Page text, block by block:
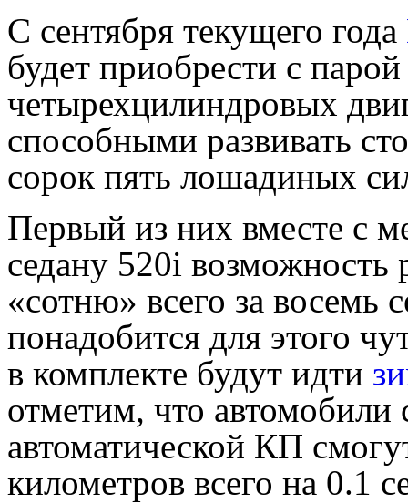
С сентября текущего года
будет приобрести с
четырехцилиндровых
способными развивать
сорок пять лошадиных
Первый из них вместе с
седану 520i возможность
«сотню» всего за восемь
понадобится для этого
в комплекте будут идти
отметим, что автомобили
автоматической КП
километров всего на 0.1